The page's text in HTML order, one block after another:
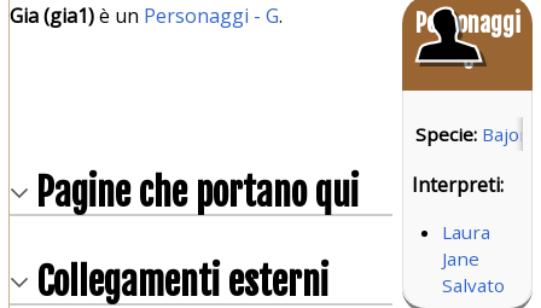
Personaggi
o
Specie:
Interpreti:
Laura
Jane
Salvato
Gia (gia1)è un Personaggi - G.
Pagine che portano qui
Collegamenti esterni